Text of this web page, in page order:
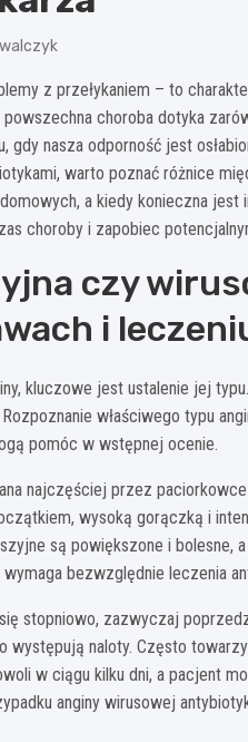
z przełykaniem – to
choroba dotyka
nasza odporność jest
warto poznać różnice
a kiedy konieczna
choroby i zapobiec
czy
i
kluczowe jest ustalenie jej
właściwego typu
pomóc w wstępnej ocenie.
najczęściej przez
wysoką gorączką i
szyjne są powiększone i
bezwzględnie leczenia
stopniowo, zazwyczaj
występują naloty. Często
w ciągu kilku dni, a pacjent
anginy wirusowej